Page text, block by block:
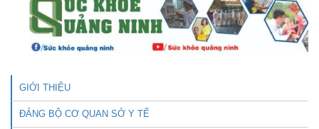
GIỚI THIỆU
ĐẢNG BỘ CƠ QUAN SỞ Y TẾ